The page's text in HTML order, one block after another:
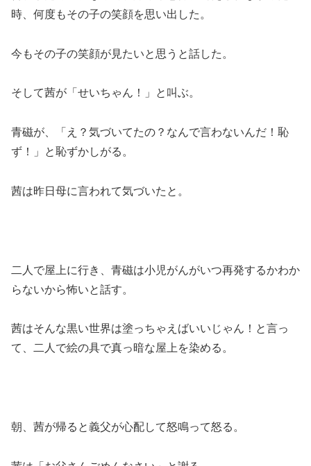
時、何度もその子の笑顔を思い出した。
今もその子の笑顔が見たいと思うと話した。
そして茜が「せいちゃん！」と叫ぶ。
青磁が、「え？気づいてたの？なんで言わないんだ！恥
ず！」と恥ずかしがる。
茜は昨日母に言われて気づいたと。
二人で屋上に行き、青磁は小児がんがいつ再発するかわか
らないから怖いと話す。
茜はそんな黒い世界は塗っちゃえばいいじゃん！と言っ
て、二人で絵の具で真っ暗な屋上を染める。
朝、茜が帰ると義父が心配して怒鳴って怒る。